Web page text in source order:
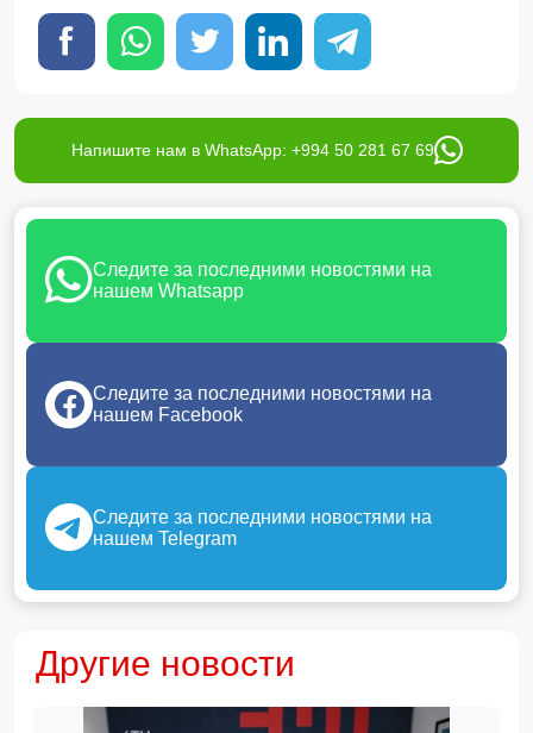
Напишите нам в WhatsApp: +994 50 281 67 69
Следите за последними новостями на
нашем Whatsapp
Следите за последними новостями на
нашем Facebook
Следите за последними новостями на
нашем Telegram
Другие новости